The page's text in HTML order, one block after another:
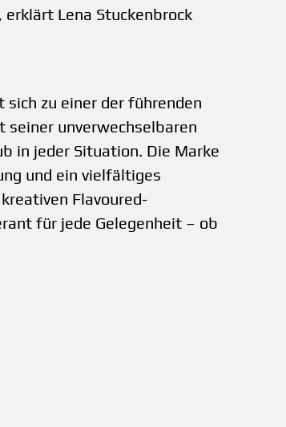
erklärt Lena Stuckenbrock
zu einer der führenden
seiner unverwechselbaren
in jeder Situation. Die Marke
und ein vielfältiges
Flavoured-
für jede Gelegenheit – ob